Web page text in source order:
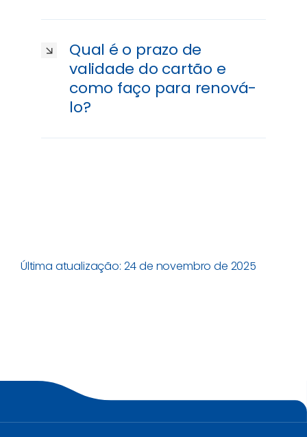
Qual é o prazo de
validade do cartão e
como faço para renová-
lo?
Última atualização: 24 de novembro de 2025